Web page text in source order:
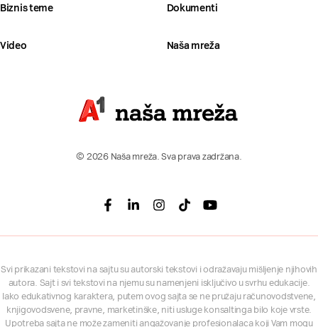
Biznis teme Dokumenti
Video Naša mreža
© 2026 Naša mreža. Sva prava zadržana.
Facebook
LinkedinInstagram
TiktokYoutube
Svi prikazani tekstovi na sajtu su autorski tekstovi i odražavaju mišljenje njihovih
autora. Sajt i svi tekstovi na njemu su namenjeni isključivo u svrhu edukacije.
Iako edukativnog karaktera, putem ovog sajta se ne pružaju računovodstvene,
knjigovodsvene, pravne, marketinške, niti usluge konsaltinga bilo koje vrste.
Upotreba sajta ne može zameniti angažovanje profesionalaca koji Vam mogu